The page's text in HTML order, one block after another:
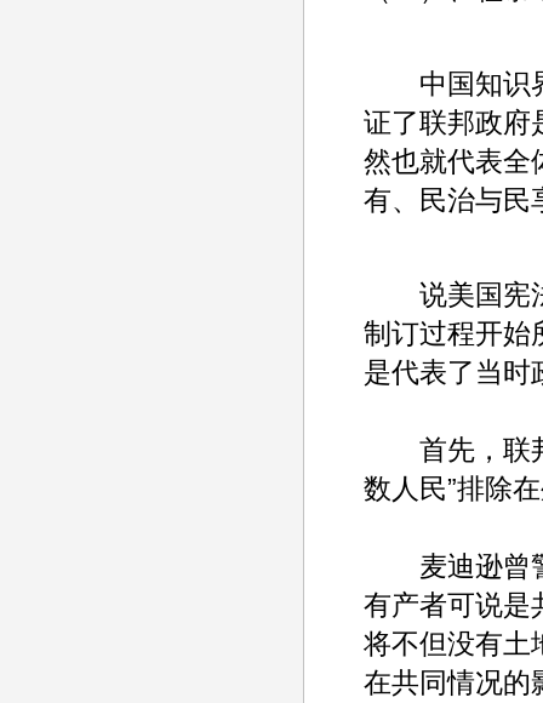
中国知识界
证了联邦政府
然也就代表全
有、民治与民
说美国宪法
制订过程开始
是代表了当时
首先，联邦
数人民”排除
麦迪逊曾警
有产者可说是
将不但没有土
在共同情况的